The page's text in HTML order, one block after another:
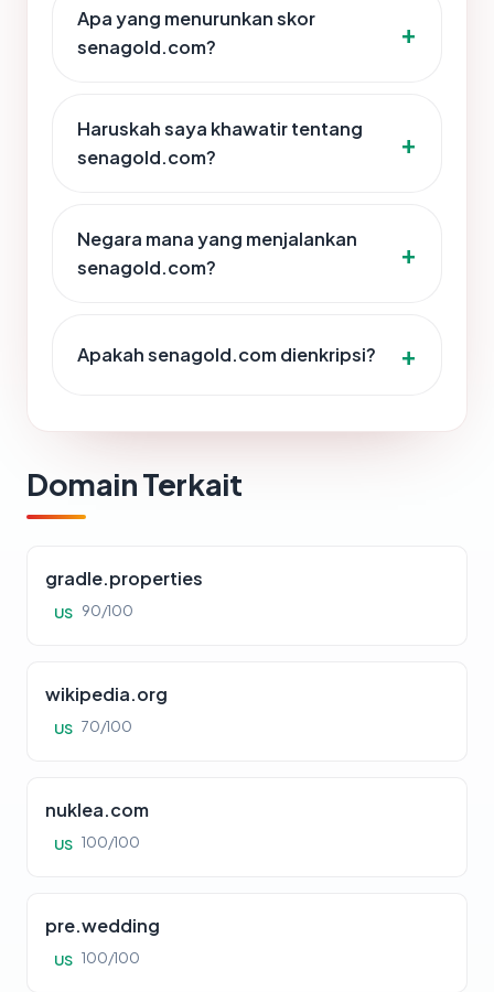
Apa yang menurunkan skor
senagold.com?
Haruskah saya khawatir tentang
senagold.com?
Negara mana yang menjalankan
senagold.com?
Apakah senagold.com dienkripsi?
Domain Terkait
gradle.properties
US 90/100
wikipedia.org
US 70/100
nuklea.com
US 100/100
pre.wedding
US 100/100